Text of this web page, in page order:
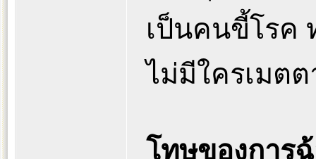
เป็นคนขี้โรค
ไม่มีใครเมตต
โทษของการ